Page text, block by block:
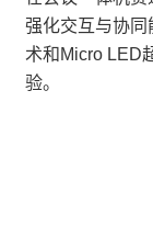
强化交互与协
术和Micro LED
验。